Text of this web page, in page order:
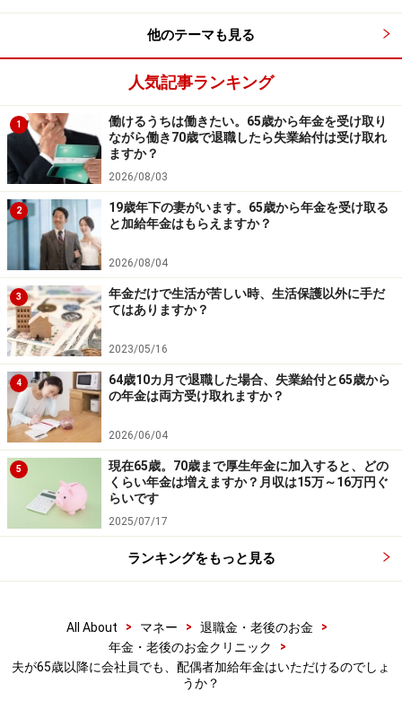
※抽選で20名にAmazonギフト券1000円分プレゼント
※謝礼付きの限定アンケートやモニター企画に参加が可能に
なります
他のテーマも見る
人気記事ランキング
1
働けるうちは働きたい。65歳から年金を受け取り
ながら働き70歳で退職したら失業給付は受け取れ
ますか？
2026/08/03
2
19歳年下の妻がいます。65歳から年金を受け取る
と加給年金はもらえますか？
2026/08/04
3
年金だけで生活が苦しい時、生活保護以外に手だ
てはありますか？
2023/05/16
4
64歳10カ月で退職した場合、失業給付と65歳から
の年金は両方受け取れますか？
2026/06/04
5
現在65歳。70歳まで厚生年金に加入すると、どの
くらい年金は増えますか？月収は15万～16万円ぐ
らいです
2025/07/17
ランキングをもっと見る
All About > マネー > 退職金・老後のお金
>
年金・老後のお金クリニック
>
夫が65歳以降に会社員でも、配偶者加給年金はいただけるのでしょ
うか？